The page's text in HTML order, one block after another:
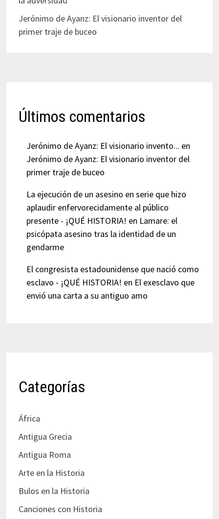
Jerónimo de Ayanz: El visionario inventor del
primer traje de buceo
Últimos comentarios
Jerónimo de Ayanz: El visionario invento... en
Jerónimo de Ayanz: El visionario inventor del
primer traje de buceo
La ejecución de un asesino en serie que hizo
aplaudir enfervorecidamente al público
presente - ¡QUÉ HISTORIA! en Lamare: el
psicópata asesino tras la identidad de un
gendarme
El congresista estadounidense que nació como
esclavo - ¡QUÉ HISTORIA! en El exesclavo que
envió una carta a su antiguo amo
Categorías
África
Antigua Grecia
Antigua Roma
Arte en la Historia
Bulos en la Historia
Canciones con Historia